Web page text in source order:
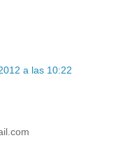
a las 10:22